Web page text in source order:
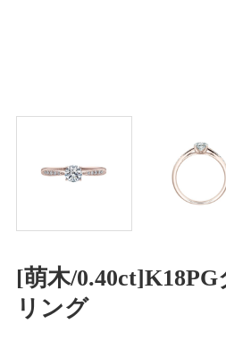
[萌木/
リング